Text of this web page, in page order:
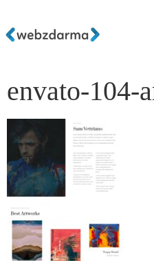
envato-104-